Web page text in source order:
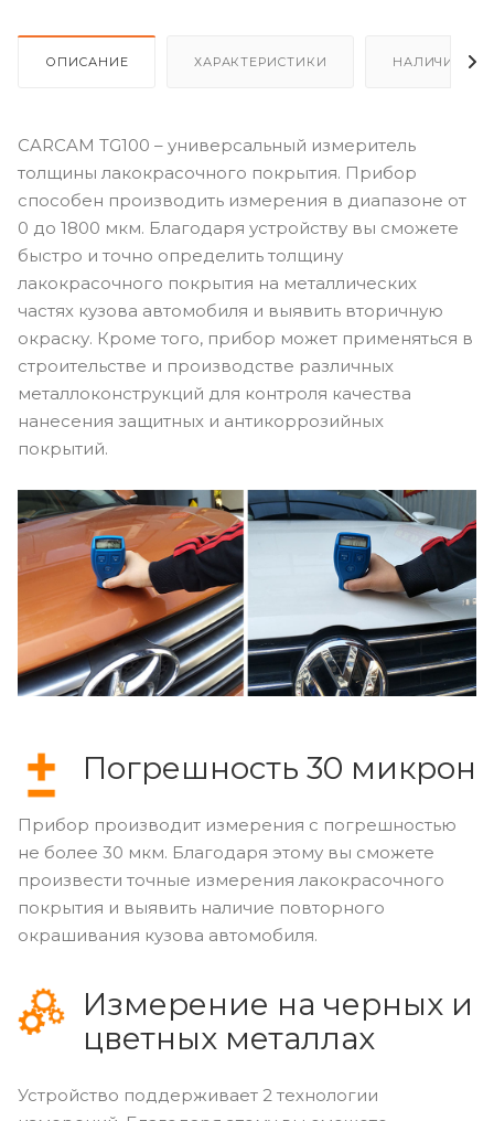
ОПИСАНИЕ ХАРАКТЕРИСТИКИ НАЛИЧИЕ
CARCAM TG100 – универсальный измеритель
толщины лакокрасочного покрытия. Прибор
способен производить измерения в диапазоне от
0 до 1800 мкм. Благодаря устройству вы сможете
быстро и точно определить толщину
лакокрасочного покрытия на металлических
частях кузова автомобиля и выявить вторичную
окраску. Кроме того, прибор может применяться в
строительстве и производстве различных
металлоконструкций для контроля качества
нанесения защитных и антикоррозийных
покрытий.
Погрешность 30 микрон
Прибор производит измерения с погрешностью
не более 30 мкм. Благодаря этому вы сможете
произвести точные измерения лакокрасочного
покрытия и выявить наличие повторного
окрашивания кузова автомобиля.
Измерение на черных и
цветных металлах
Устройство поддерживает 2 технологии